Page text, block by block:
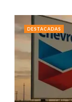
DESTACADAS